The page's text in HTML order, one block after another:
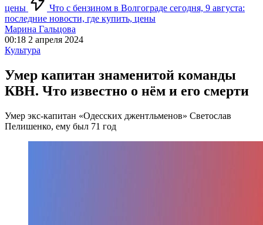
цены
Что с бензином в Волгограде сегодня, 9 августа:
последние новости, где купить, цены
Марина Гальцова
00:18 2 апреля 2024
Культура
Умер капитан знаменитой команды
КВН. Что известно о нём и его смерти
Умер экс-капитан «Одесских джентльменов» Светослав
Пелишенко, ему был 71 год